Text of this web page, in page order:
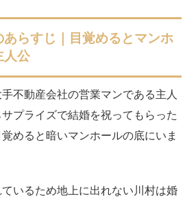
あらすじ｜目覚めるとマンホ
人公
不動産会社の営業マンである主人
プライズで結婚を祝ってもらった
めると暗いマンホールの底にいま
いるため地上に出れない川村は婚